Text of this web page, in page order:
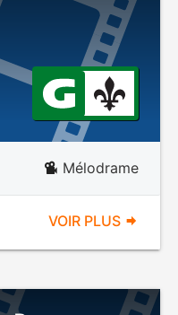
Mélodrame
VOIR PLUS